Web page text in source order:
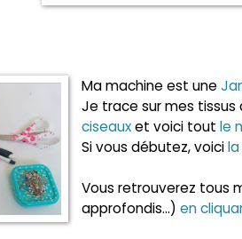
Ma machine est une
Je trace sur mes
ciseauxet voici toutle
Si vous débutez, voici
Vous retrouverez tous
approfondis...)en